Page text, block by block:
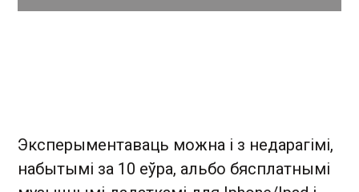
Эксперыментаваць можна і з недарагімі,
набытымі за 10 еўра, альбо бясплатнымі